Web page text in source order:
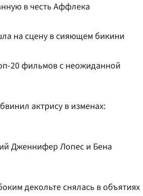
в честь Аффлека
на сцену в сияющем бикини
20 фильмов с неожиданной
актрису в изменах:
Дженнифер Лопес и Бена
декольте снялась в объятиях